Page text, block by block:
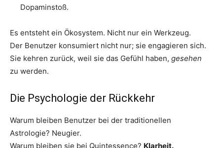
Dopaminstoß.
Es entsteht ein Ökosystem. Nicht nur ein Werkzeug.
Der Benutzer konsumiert nicht nur; sie engagieren sich.
Sie kehren zurück, weil sie das Gefühl haben, gesehen
zu werden.
Die Psychologie der Rückkehr
Warum bleiben Benutzer bei der traditionellen
Astrologie? Neugier.
Warum bleiben sie bei Quintessence? Klarheit.